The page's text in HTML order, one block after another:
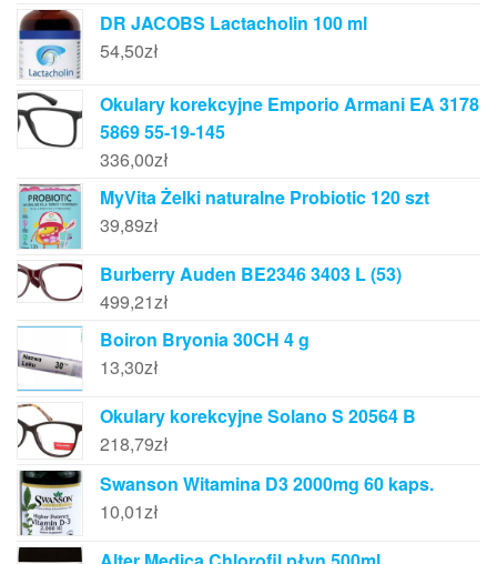
DR JACOBS Lactacholin 100 ml
54,50zł
Okulary korekcyjne Emporio Armani EA 3178
5869 55-19-145
336,00zł
MyVita Żelki naturalne Probiotic 120 szt
39,89zł
Burberry Auden BE2346 3403 L (53)
499,21zł
Boiron Bryonia 30CH 4 g
13,30zł
Okulary korekcyjne Solano S 20564 B
218,79zł
Swanson Witamina D3 2000mg 60 kaps.
10,01zł